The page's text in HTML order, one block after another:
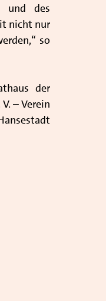
und des
nicht nur
so
der
– Verein